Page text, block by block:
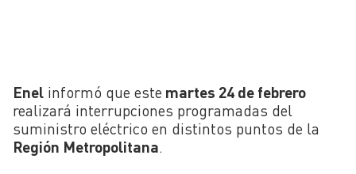
Enel informó que este martes 24 de febrero
realizará interrupciones programadas del
suministro eléctrico en distintos puntos de la
Región Metropolitana